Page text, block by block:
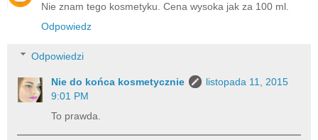
Nie znam tego kosmetyku. Cena wysoka jak za 100 ml.
Odpowiedz
Odpowiedzi
Nie do końca kosmetycznie
listopada 11, 2015
9:01 PM
To prawda.